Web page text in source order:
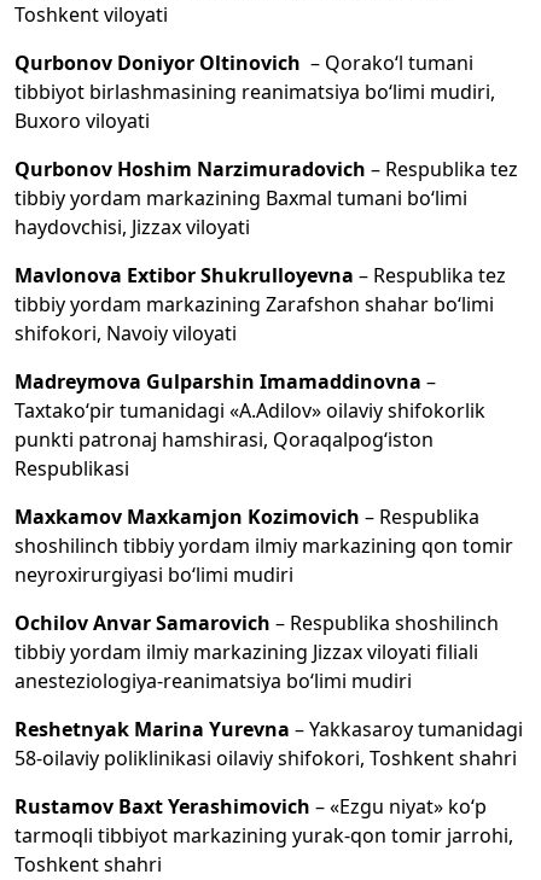
Toshkent viloyati
Qurbonov Doniyor Oltinovich – Qorako‘l tumani
tibbiyot birlashmasining reanimatsiya bo‘limi mudiri,
Buxoro viloyati
Qurbonov Hoshim Narzimuradovich – Respublika tez
tibbiy yordam markazining Baxmal tumani bo‘limi
haydovchisi, Jizzax viloyati
Mavlonova Extibor Shukrulloyevna – Respublika tez
tibbiy yordam markazining Zarafshon shahar bo‘limi
shifokori, Navoiy viloyati
Madreymova Gulparshin Imamaddinovna –
Taxtako‘pir tumanidagi «A.Adilov» oilaviy shifokorlik
punkti patronaj hamshirasi, Qoraqalpog‘iston
Respublikasi
Maxkamov Maxkamjon Kozimovich – Respublika
shoshilinch tibbiy yordam ilmiy markazining qon tomir
neyroxirurgiyasi bo‘limi mudiri
Ochilov Anvar Samarovich – Respublika shoshilinch
tibbiy yordam ilmiy markazining Jizzax viloyati filiali
anesteziologiya-reanimatsiya bo‘limi mudiri
Reshetnyak Marina Yurevna – Yakkasaroy tumanidagi
58-oilaviy poliklinikasi oilaviy shifokori, Toshkent shahri
Rustamov Baxt Yerashimovich – «Ezgu niyat» ko‘p
tarmoqli tibbiyot markazining yurak-qon tomir jarrohi,
Toshkent shahri